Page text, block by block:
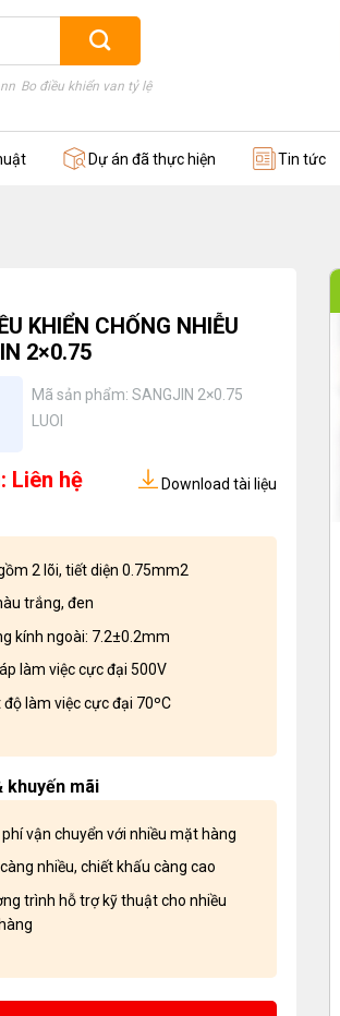
Bo điều khiển van tỷ lệ
Dự án đã thực hiện Tin tức
KHIỂN CHỐNG NHIỄU
2×0.75
Mã sản phẩm:SANGJIN 2×0.75
LUOI
Liên hệ Download tài liệu
2 lõi, tiết diện 0.75mm2
trắng, đen
kính ngoài: 7.2±0.2mm
làm việc cực đại 500V
độ làm việc cực đại 70ºC
khuyến mãi
phí vận chuyển với nhiều mặt hàng
nhiều, chiết khấu càng cao
trình hỗ trợ kỹ thuật cho nhiều